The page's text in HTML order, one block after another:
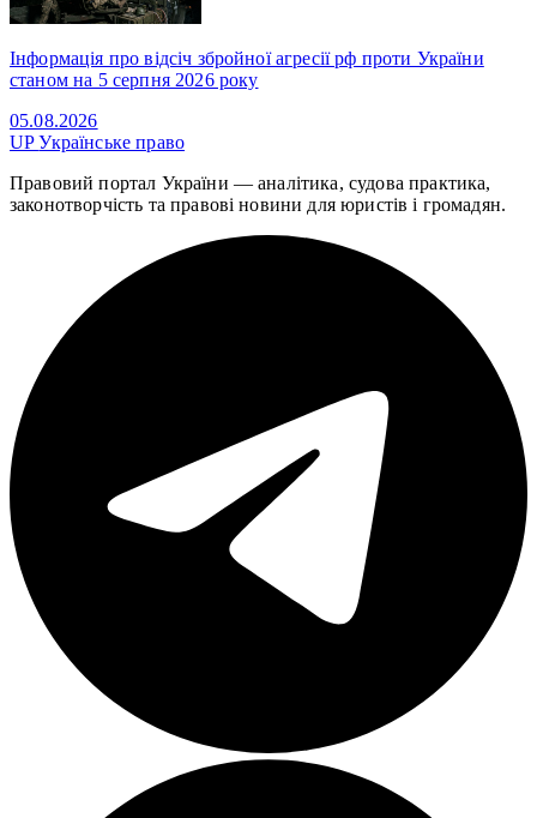
Інформація про відсіч збройної агресії рф проти України
станом на 5 серпня 2026 року
05.08.2026
UPУкраїнське право
Правовий портал України — аналітика, судова практика,
законотворчість та правові новини для юристів і громадян.